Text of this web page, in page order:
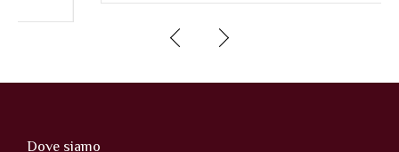
Dove siamo